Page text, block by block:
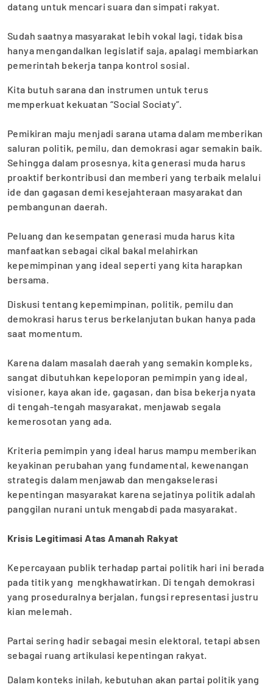
datang untuk mencari suara dan simpati rakyat.
‎Sudah saatnya masyarakat lebih vokal lagi, tidak bisa
hanya mengandalkan legislatif saja, apalagi membiarkan
pemerintah bekerja tanpa kontrol sosial.
Kita butuh sarana dan instrumen untuk terus
memperkuat kekuatan “Social Sociaty”.
‎Pemikiran maju menjadi sarana utama dalam memberikan
saluran politik, pemilu, dan demokrasi agar semakin baik.
Sehingga dalam prosesnya, kita generasi muda harus
proaktif berkontribusi dan memberi yang terbaik melalui
ide dan gagasan demi kesejahteraan masyarakat dan
pembangunan daerah.
‎Peluang dan kesempatan generasi muda harus kita
manfaatkan sebagai cikal bakal melahirkan
kepemimpinan yang ideal seperti yang kita harapkan
bersama.
Diskusi tentang kepemimpinan, politik, pemilu dan
demokrasi harus terus berkelanjutan bukan hanya pada
saat momentum.
‎Karena dalam masalah daerah yang semakin kompleks,
sangat dibutuhkan kepeloporan pemimpin yang ideal,
visioner, kaya akan ide, gagasan, dan bisa bekerja nyata
di tengah-tengah masyarakat, menjawab segala
kemerosotan yang ada.
‎Kriteria pemimpin yang ideal harus mampu memberikan
keyakinan perubahan yang fundamental, kewenangan
strategis dalam menjawab dan mengakselerasi
kepentingan masyarakat karena sejatinya politik adalah
panggilan nurani untuk mengabdi pada masyarakat.
Krisis Legitimasi Atas Amanah Rakyat
‎Kepercayaan publik terhadap partai politik hari ini berada
pada titik yang mengkhawatirkan. Di tengah demokrasi
yang proseduralnya berjalan, fungsi representasi justru
kian melemah.
‎Partai sering hadir sebagai mesin elektoral, tetapi absen
sebagai ruang artikulasi kepentingan rakyat.
Dalam konteks inilah, kebutuhan akan partai politik yang